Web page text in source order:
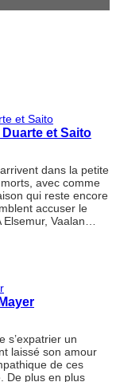
et Saito
dans la petite
avec comme
qui reste encore
accuser le
Vaalan…
s’expatrier un
laissé son amour
de ces
De plus en plus